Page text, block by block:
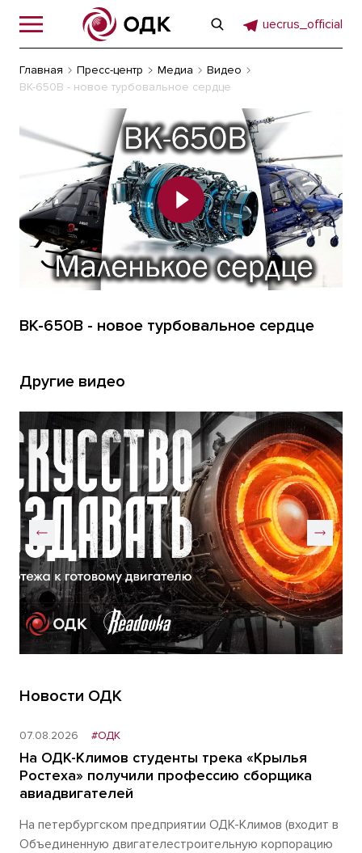
uecrus_official
Главная Пресс-центр Медиа
Видео
ВК-650В - новое турбовальное сердце
ВК-650В - новое турбовальное сердце
Другие видео
Новости ОДК
07.08.2026 #ОДК
На ОДК-Климов студенты трека «Крылья
Ростеха» получили профессию сборщика
авиадвигателей
На петербургском предприятии ОДК-Климов (входит в
Объединенную двигателестроительную корпорацию